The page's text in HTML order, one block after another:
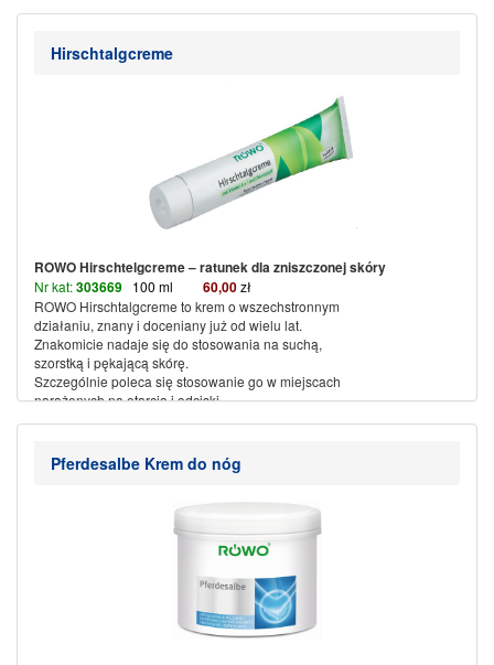
Hirschtalgcreme
ROWO Hirschtelgcreme – ratunek dla zniszczonej skóry
Nr kat:303669 100 ml 60,00zł
ROWO Hirschtalgcreme to krem o wszechstronnym
działaniu, znany i doceniany już od wielu lat.
Znakomicie nadaje się do stosowania na suchą,
szorstką i pękającą skórę.
Szczególnie poleca się stosowanie go w miejscach
narażonych na otarcia i odciski.
(więcej…)
Pferdesalbe Krem do nóg